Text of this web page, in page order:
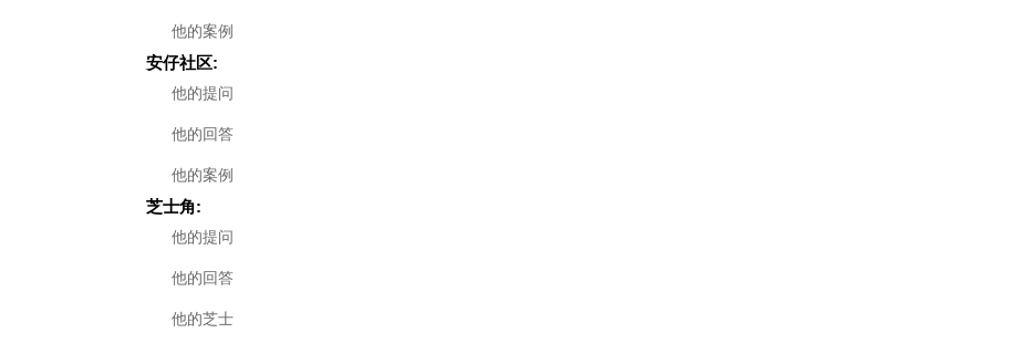
他的案例
安仔社区:
他的提问
他的回答
他的案例
芝士角:
他的提问
他的回答
他的芝士